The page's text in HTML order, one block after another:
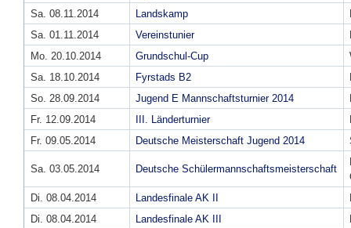
Sa. 08.11.2014
Landskamp
Sa. 01.11.2014
Vereinstunier
Mo. 20.10.2014
Grundschul-Cup
Sa. 18.10.2014
Fyrstads B2
So. 28.09.2014
Jugend E Mannschaftsturnier 2014
Fr. 12.09.2014
III. Länderturnier
Fr. 09.05.2014
Deutsche Meisterschaft Jugend 2014
Sa. 03.05.2014 Deutsche Schülermannschaftsmeisterschaft
Di. 08.04.2014
Landesfinale AK II
Di. 08.04.2014
Landesfinale AK III